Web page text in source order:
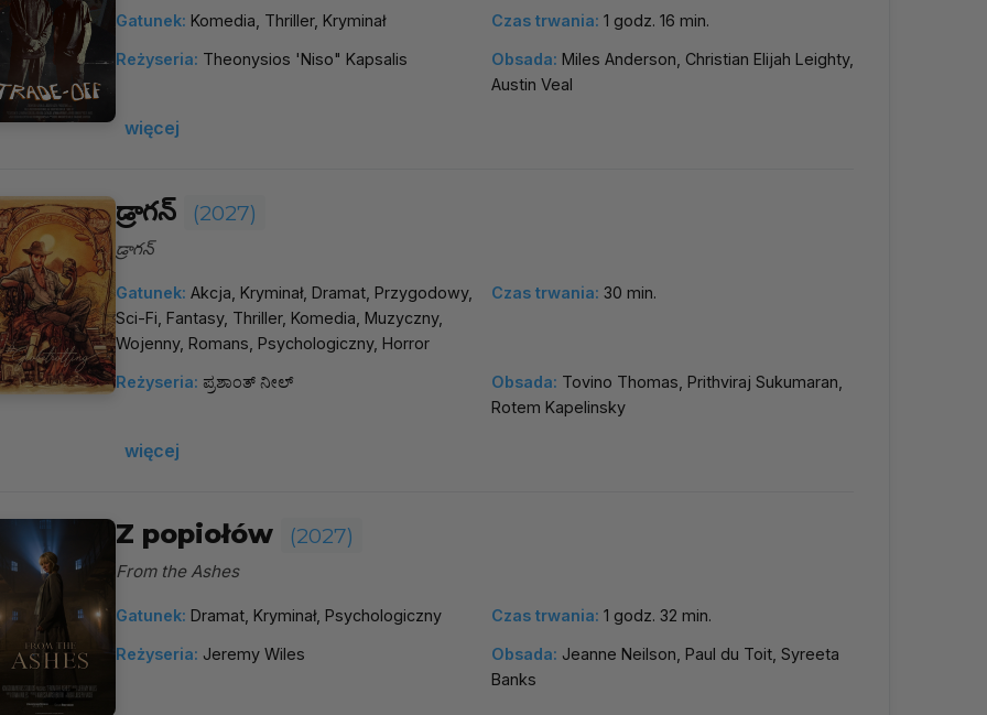
Gatunek: Komedia, Thriller, Kryminał Czas trwania: 1 godz. 16 min.
Reżyseria: Theonysios 'Niso" Kapsalis Obsada: Miles Anderson, Christian Elijah Leighty,
Austin Veal
więcej
డ్రాగన్ (2027)
డ్రాగన్
Gatunek: Akcja, Kryminał, Dramat, Przygodowy,
Sci-Fi, Fantasy, Thriller, Komedia, Muzyczny,
Wojenny, Romans, Psychologiczny, Horror
Czas trwania: 30 min.
Reżyseria: ಪ್ರಶಾಂತ್ ನೀಲ್ Obsada: Tovino Thomas, Prithviraj Sukumaran,
Rotem Kapelinsky
więcej
Z popiołów (2027)
From the Ashes
Gatunek: Dramat, Kryminał, Psychologiczny Czas trwania: 1 godz. 32 min.
Reżyseria: Jeremy Wiles Obsada: Jeanne Neilson, Paul du Toit, Syreeta
Banks